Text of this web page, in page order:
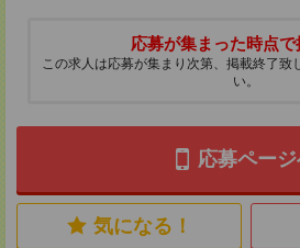
応募が集まった時点で
この求人は応募が集まり次第、掲載終了致
い。
応募ペー
気になる！